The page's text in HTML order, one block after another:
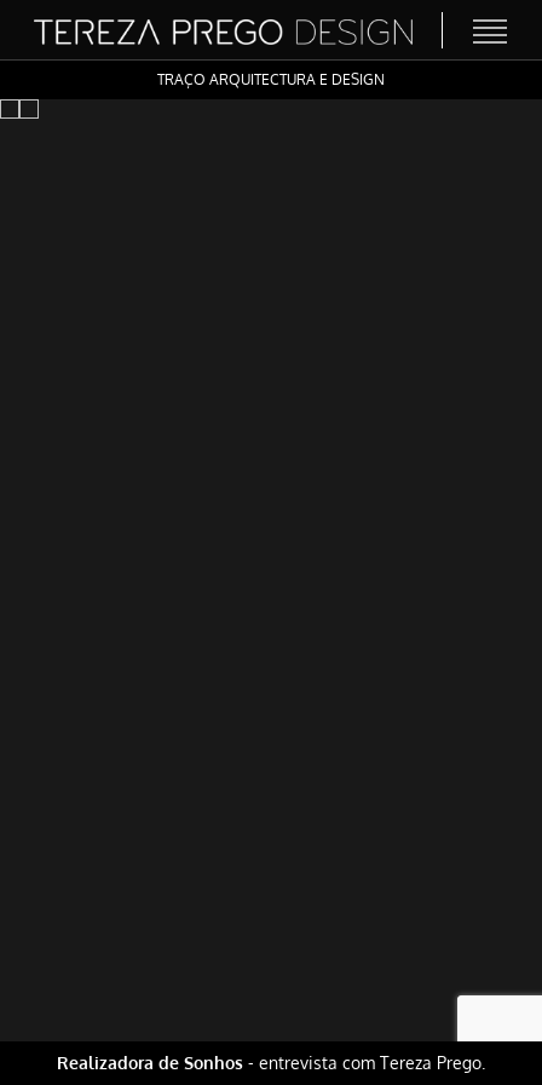
TRAÇO ARQUITECTURA E DESIGN
Realizadora de Sonhos - entrevista com Tereza Prego.